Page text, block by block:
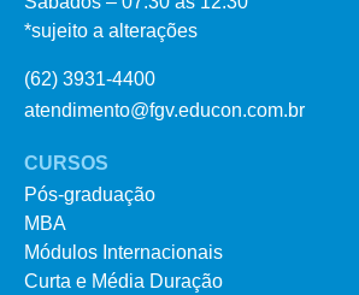
*sujeito a alterações
(62) 3931-4400
atendimento@fgv.educon.com.br
CURSOS
Pós-graduação
MBA
Módulos Internacionais
Curta e Média Duração